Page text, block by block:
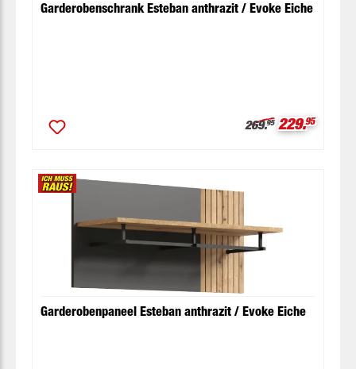
Garderobenschrank Esteban anthrazit / Evoke Eiche
Regulärer Preis:
269.95 229.95
Garderobenpaneel Esteban anthrazit / Evoke Eiche